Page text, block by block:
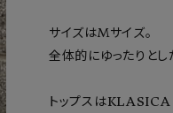
サイズはMサイズ。
全体的にゆったりとし
トップスは